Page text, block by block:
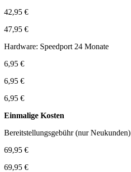
42,95 €
47,95 €
Hardware: Speedport 24 Monate
6,95 €
6,95 €
6,95 €
Einmalige Kosten
Bereitstellungsgebühr (nur Neukunden)
69,95 €
69,95 €